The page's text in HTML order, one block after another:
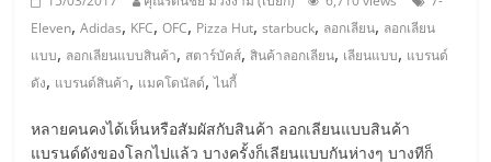
รวม
แฟ
Eleven,Adidas, KFC,OFC, Pizza Hut,starbuck, ลอกเลียน, ลอกเลียน
แบบ, ลอกเลียนแบบสินค้า, สตาร์บัคส์,สินค้าลอกเลียน, เลียนแบบ, แบรนด์
ดัง, แบรนด์สินค้า, แมคโดนัลด์,ไนกี้
หลายคนคงได้เห็นหรือสัมผัสกับสินค้า ลอกเลียนแบบสินค้า
แบรนด์ดังของโลกไปแล้ว บางครั้งก็เลียนแบบกันห่างๆ บางทีก็